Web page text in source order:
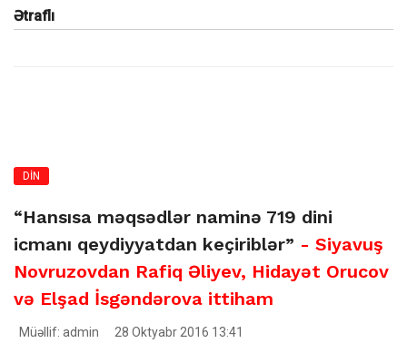
Ətraflı
DİN
“Hansısa məqsədlər naminə 719 dini
icmanı qeydiyyatdan keçiriblər” - Siyavuş
Novruzovdan Rafiq Əliyev, Hidayət Orucov
və Elşad İsgəndərova ittiham
Müəllif: admin 28 Oktyabr 2016 13:41